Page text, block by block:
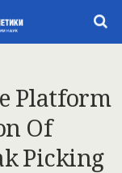
Platform
Of
Picking